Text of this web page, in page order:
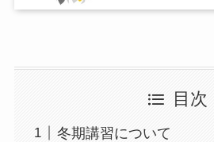
目次
冬期講習について